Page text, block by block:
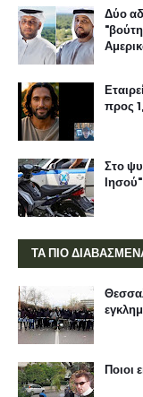
Δύο
προς
Στο
ΤΑ ΠΙΟ
Ποιοι